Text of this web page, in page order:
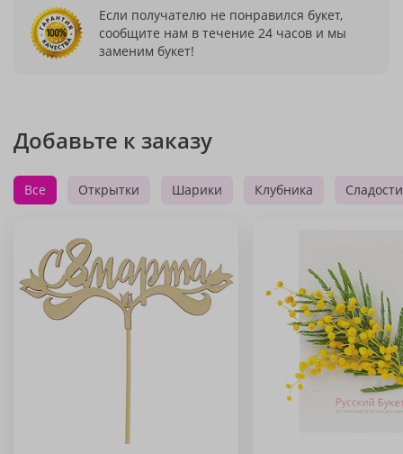
Если получателю не понравился букет,
сообщите нам в течение 24 часов и мы
заменим букет!
Добавьте к заказу
Все Открытки Шарики Клубника Сладости